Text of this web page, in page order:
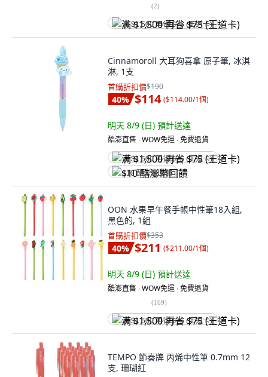
(2)
满 $1,500 再省 $75 (王道卡)
Cinnamoroll 大耳狗喜拿 原子筆, 冰淇
淋, 1支
首購折扣價$190
40% $114 ($114.00/1個)
明天 8/9 (日) 預計送達
酷澎直售 ∙ WOW免運 ∙ 免費退貨
满 $1,500 再省 $75 (王道卡)
$10 酷澎幣回饋
OON 水果早午餐手帳中性筆18入組,
黑色的, 1組
首購折扣價$353
40% $211 ($211.00/1個)
明天 8/9 (日) 預計送達
酷澎直售 ∙ WOW免運 ∙ 免費退貨
(169)
满 $1,500 再省 $75 (王道卡)
TEMPO 節奏牌 丙烯中性筆 0.7mm 12
支, 珊瑚紅